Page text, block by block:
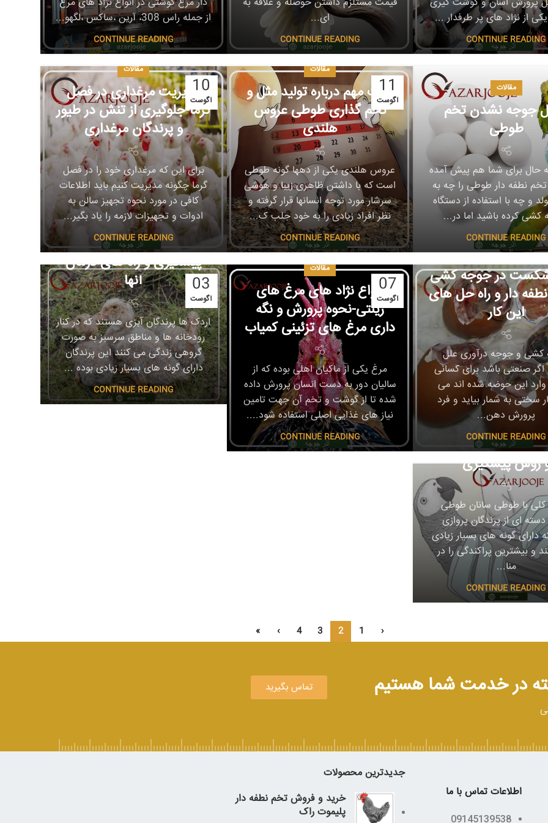
از نژاد های پر طرفدار ...
CONTINUE READING
ای...
CONTINUE READING
از جمله راس 308، آرین ،ساکس ،لگهو...
CONTINUE READING
مقالات
جوجه نشدن تخم
طوطی
حال برای شما هم پیش آمده
نطفه دار طوطی را چه به
و چه با استفاده از دستگاه
کشی کرده باشید اما در...
CONTINUE READING
11
آگوست
مقالات
نکات مهم درباره تولید مثل و
تخم گذاری طوطی عروس
هلندی
عروس هلندی یکی از دهها گونه طوطی
است که با داشتن ظاهری زیبا و هوشی
سرشار مورد توجه انسانها قرار گرفته و
نظر افراد زیادی را به خود جلب ک...
CONTINUE READING
10
آگوست
مقالات
مدیریت مرغداری در فصل
گرما-جلوگیری از تنش در طیور
و پرندگان مرغداری
برای این که مرغداری خود را در فصل
گرما چگونه مدیریت کنیم باید اطلاعات
کافی در مورد نحوه تجهیز سالن به
ادوات و تجهیزات لازمه را یاد بگیر...
CONTINUE READING
مقالات
شکست در جوجه کشی
دار و راه حل های
این کار
و جوجه درآوری علل
صنعتی باشد برای کسانی
وارد این حوضه شده اند می
سختی به شمار بیاید و فرد
پرورش دهن...
CONTINUE READING
07
آگوست
مقالات
انواع نژاد های مرغ های
زینتی-نحوه پرورش و نگه
داری مرغ های تزئینی کمیاب
مرغ یکی از ماکیان اهلی بوده که از
سالیان دور به دست انسان پرورش داده
شده تا از گوشت و تخم آن جهت تامین
نیاز های غذایی اصلی استفاده شود....
CONTINUE READING
03
آگوست
مقالات
بیماری های اردک ها و
پیشگیری و راه های درمان
آنها
اردک ها پرندگان آبزی هستند که در کنار
رودخانه ها و مناطق سرسبز به صورت
گروهی زندگی می کنند این پرندگان
دارای گونه های بسیار زیادی بوده ...
CONTINUE READING
مقالات
های رایج و مهم در
| راه های درمان
روش پیشگیری
کلی با طوطی سانان طوطی
ای از پرندگان پروازی
دارای گونه های بسیار زیادی
و بیشترین پراکندگی را در
منا...
CONTINUE READING
‹
1
2
3
4
›
»
تماس بگیرید
اطلاعات تماس با ما
09145139538
جدیدترین محصولات
خرید و فروش تخم نطفه دار
پلیموت راک